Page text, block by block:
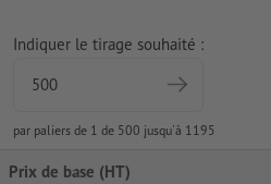
Indiquer le tirage souhaité :
par paliers de 1 de 500 jusqu'à 1195
Prix de base (HT)